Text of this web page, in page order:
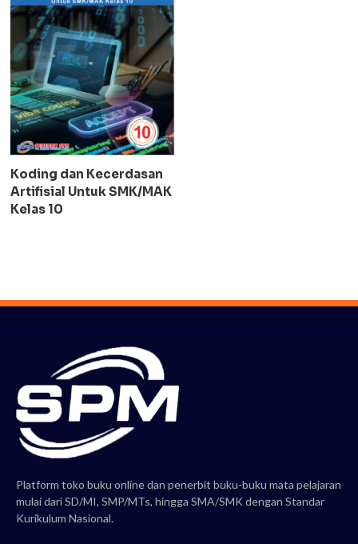
Koding dan Kecerdasan
Artifisial Untuk SMK/MAK
Kelas 10
Platform toko buku online dan penerbit buku-buku mata pelajaran
mulai dari SD/MI, SMP/MTs, hingga SMA/SMK dengan Standar
Kurikulum Nasional.